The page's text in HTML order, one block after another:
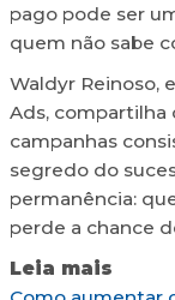
pago pode ser
quem não sabe
Waldyr Reinoso,
Ads, compartilha
campanhas
segredo do
permanência:
perde a chance
Leia mais